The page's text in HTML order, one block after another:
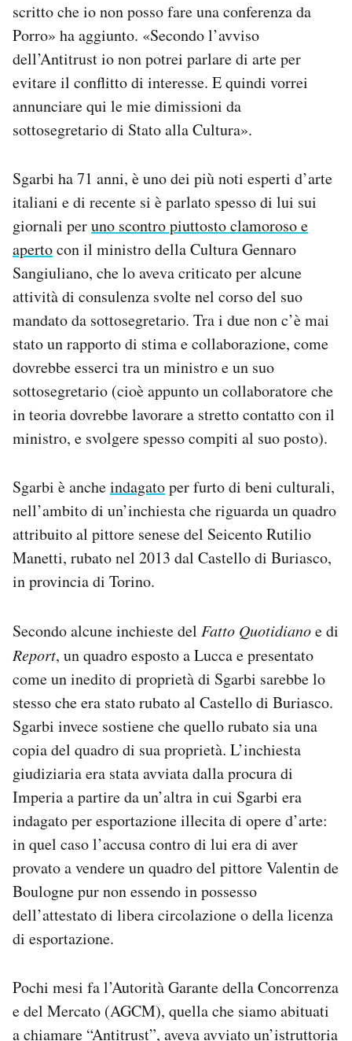
scritto che io non posso fare una conferenza da
Porro» ha aggiunto. «Secondo l’avviso
dell’Antitrust io non potrei parlare di arte per
evitare il conflitto di interesse. E quindi vorrei
annunciare qui le mie dimissioni da
sottosegretario di Stato alla Cultura».
Sgarbi ha 71 anni, è uno dei più noti esperti d’arte
italiani e di recente si è parlato spesso di lui sui
giornali peruno scontro piuttosto clamoroso e
apertocon il ministro della Cultura Gennaro
Sangiuliano, che lo aveva criticato per alcune
attività di consulenza svolte nel corso del suo
mandato da sottosegretario. Tra i due non c’è mai
stato un rapporto di stima e collaborazione, come
dovrebbe esserci tra un ministro e un suo
sottosegretario (cioè appunto un collaboratore che
in teoria dovrebbe lavorare a stretto contatto con il
ministro, e svolgere spesso compiti al suo posto).
Sgarbi è ancheindagatoper furto di beni culturali,
nell’ambito di un’inchiesta che riguarda un quadro
attribuito al pittore senese del Seicento Rutilio
Manetti, rubato nel 2013 dal Castello di Buriasco,
in provincia di Torino.
Secondo alcune inchieste del Fatto Quotidianoe di
Report, un quadro esposto a Lucca e presentato
come un inedito di proprietà di Sgarbi sarebbe lo
stesso che era stato rubato al Castello di Buriasco.
Sgarbi invece sostiene che quello rubato sia una
copia del quadro di sua proprietà. L’inchiesta
giudiziaria era stata avviata dalla procura di
Imperia a partire da un’altra in cui Sgarbi era
indagato per esportazione illecita di opere d’arte:
in quel caso l’accusa contro di lui era di aver
provato a vendere un quadro del pittore Valentin de
Boulogne pur non essendo in possesso
dell’attestato di libera circolazione o della licenza
di esportazione.
Pochi mesi fa l’Autorità Garante della Concorrenza
e del Mercato (AGCM), quella che siamo abituati
a chiamare “Antitrust”, aveva avviatoun’istruttoria